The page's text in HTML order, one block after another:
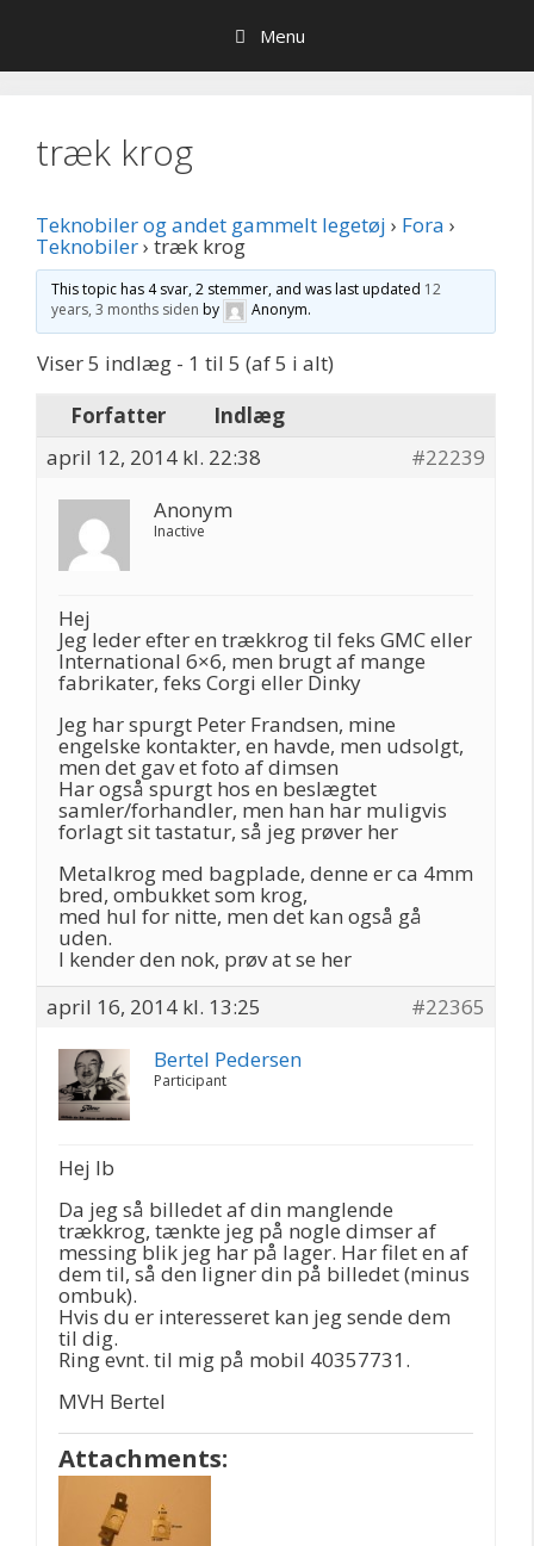
indhold
Menu
træk krog
Teknobiler og andet gammelt legetøj › Fora ›
Teknobiler› træk krog
This topic has 4 svar, 2 stemmer, and was last updated 12
years, 3 months siden by Anonym.
Viser 5 indlæg - 1 til 5 (af 5 i alt)
Forfatter
Indlæg
april 12, 2014 kl. 22:38
#22239
Anonym
Inactive
Hej
Jeg leder efter en trækkrog til feks GMC eller
International 6×6, men brugt af mange
fabrikater, feks Corgi eller Dinky
Jeg har spurgt Peter Frandsen, mine
engelske kontakter, en havde, men udsolgt,
men det gav et foto af dimsen
Har også spurgt hos en beslægtet
samler/forhandler, men han har muligvis
forlagt sit tastatur, så jeg prøver her
Metalkrog med bagplade, denne er ca 4mm
bred, ombukket som krog,
med hul for nitte, men det kan også gå
uden.
I kender den nok, prøv at se her
april 16, 2014 kl. 13:25
#22365
Bertel Pedersen
Participant
Hej Ib
Da jeg så billedet af din manglende
trækkrog, tænkte jeg på nogle dimser af
messing blik jeg har på lager. Har filet en af
dem til, så den ligner din på billedet (minus
ombuk).
Hvis du er interesseret kan jeg sende dem
til dig.
Ring evnt. til mig på mobil 40357731.
MVH Bertel
Attachments: